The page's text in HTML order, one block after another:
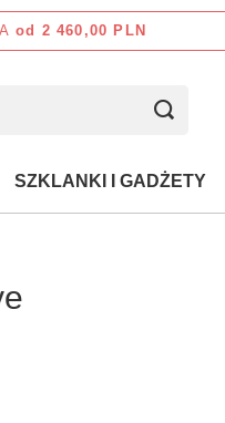
od 2 460,00 PLN
SZKLANKI I GADŻETY